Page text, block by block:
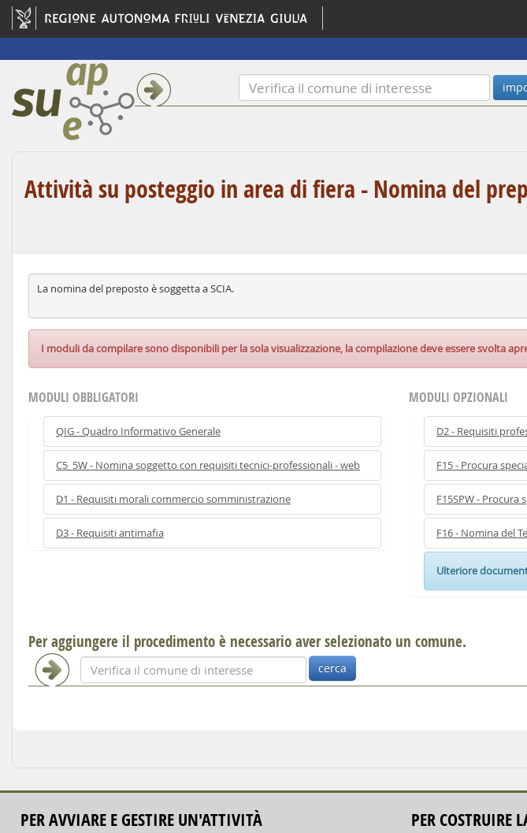
Attività su posteggio in area di fiera - Nomina del
La nomina del preposto è soggetta a SCIA.
I moduli da compilare sono disponibili per la sola visualizzazione, la compilazione deve essere svolta
MODULI OBBLIGATORI
QIG - Quadro Informativo Generale
C5_5W - Nomina soggetto con requisiti tecnici-professionali - web
D1 - Requisiti morali commercio somministrazione
D3 - Requisiti antimafia
MODULI OPZIONALI
D2 - Requisiti
F15 - Procura
F15SPW -
F16 - Nomina del
Ulteriore
Per aggiungere il procedimento è necessario aver selezionato un comune.
PER AVVIARE E GESTIRE UN'ATTIVITÀ PER COSTRUIRE